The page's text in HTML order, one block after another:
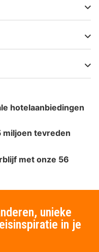
hotelaanbiedingen
miljoen tevreden
met onze 56
unieke
in je